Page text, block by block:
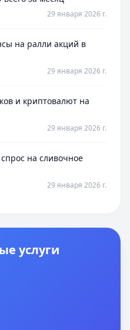
29 января 2026 г.
на ралли акций в
29 января 2026 г.
и криптовалют на
29 января 2026 г.
на сливочное
29 января 2026 г.
услуги